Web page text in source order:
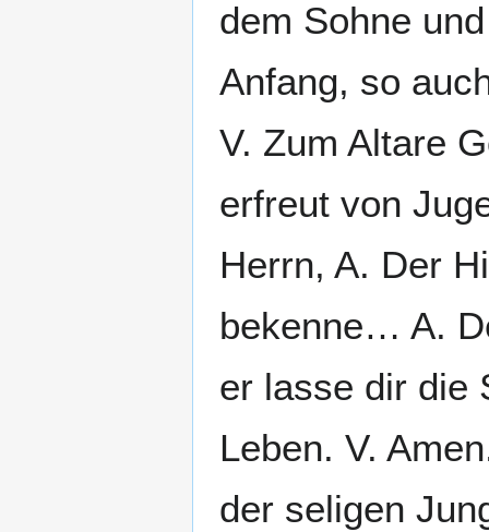
dem Sohne
Anfang, so
V. Zum Altare
erfreut von
Herrn, A. Der
bekenne… A.
er lasse dir die
Leben. V.
der seligen